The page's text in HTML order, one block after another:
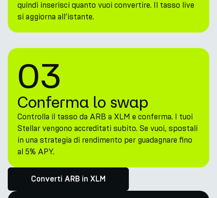
quindi inserisci quanto vuoi convertire. Il tasso live
si aggiorna all’istante.
03
Conferma lo swap
Controlla il tasso da ARB a XLM e conferma. I tuoi
Stellar vengono accreditati subito. Se vuoi, spostali
in una strategia di rendimento per guadagnare fino
al 5% APY.
Converti ARB in XLM